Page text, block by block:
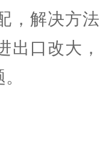
，解决方
出口改大